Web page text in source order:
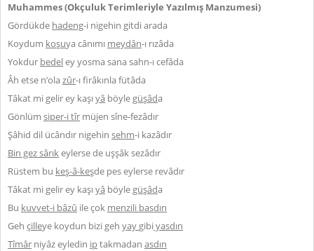
Muhammes (Okçuluk Terimleriyle Yazılmış Manzumesi)
Gördükde hadeng-i nigehin gitdi arada
Koydum koşuya cânımı meydân-ı rızâda
Yokdur bedeley yosma sana sahn-ı cefâda
Âh etse n’olazûr-ı firâkınla fütâda
Tâkat mi gelir ey kaşıyâ böyle güşâda
Gönlüm siper-i tîr müjen sîne-fezâdır
Şâhid dil ücândır nigehin sehm-i kazâdır
Bin gez sârıkeylerse de uşşâk sezâdır
Rüstem bu keş-â-keşde pes eylerse revâdır
Tâkat mi gelir ey kaşıyâ böyle güşâda
Bu kuvvet-i bâzû ile çok menzili basdın
Geh çilleye koydun bizi geh yay gibiyasdın
Tîmâr niyâz eyledin iptakmadan asdın